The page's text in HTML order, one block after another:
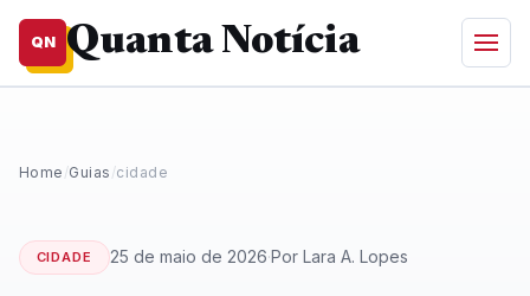
QN Quanta Notícia
Home /Guias /cidade
CIDADE 25 de maio de 2026·Por Lara A. Lopes